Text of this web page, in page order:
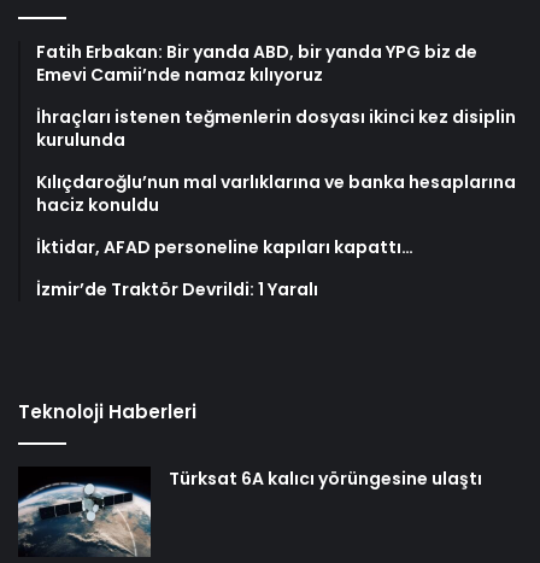
Fatih Erbakan: Bir yanda ABD, bir yanda YPG biz de
Emevi Camii’nde namaz kılıyoruz
İhraçları istenen teğmenlerin dosyası ikinci kez disiplin
kurulunda
Kılıçdaroğlu’nun mal varlıklarına ve banka hesaplarına
haciz konuldu
İktidar, AFAD personeline kapıları kapattı…
İzmir’de Traktör Devrildi: 1 Yaralı
Teknoloji Haberleri
Türksat 6A kalıcı yörüngesine ulaştı